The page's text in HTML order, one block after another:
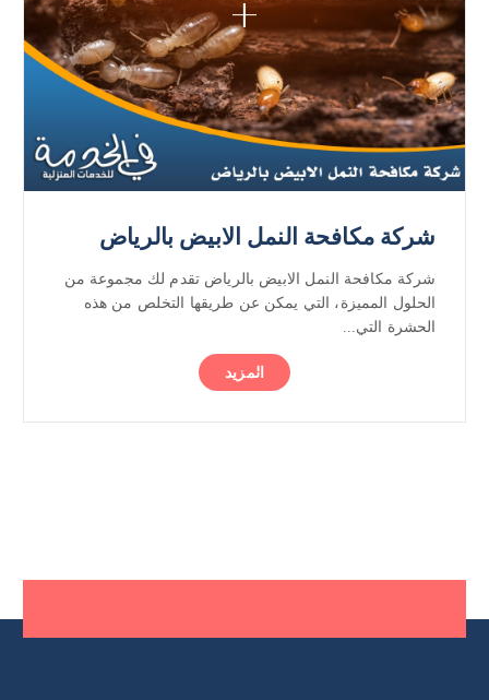
شركة مكافحة النمل الابيض بالرياض
شركة مكافحة النمل الابيض بالرياض تقدم لك مجموعة من
الحلول المميزة، التي يمكن عن طريقها التخلص من هذه
الحشرة التي...
المزيد